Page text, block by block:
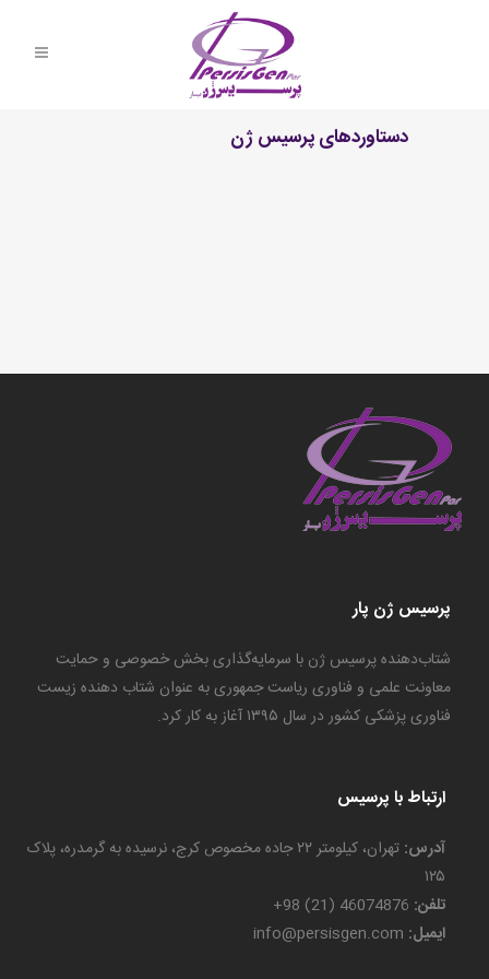
دستاوردهای پرسیس ژن
پرسیس ژن پار
شتاب‌دهنده پرسیس ژن با سرمایه‌گذاری بخش خصوصی و حمایت
معاونت علمی و فناوری ریاست جمهوری به عنوان شتاب دهنده زیست
فناوری پزشکی کشور در سال ۱۳۹۵ آغاز به کار کرد.
ارتباط با پرسیس
آدرس:
تهران، کیلومتر ۲۲ جاده مخصوص کرج، نرسیده به گرمدره، پلاک
۱۲۵
تلفن:
ایمیل: